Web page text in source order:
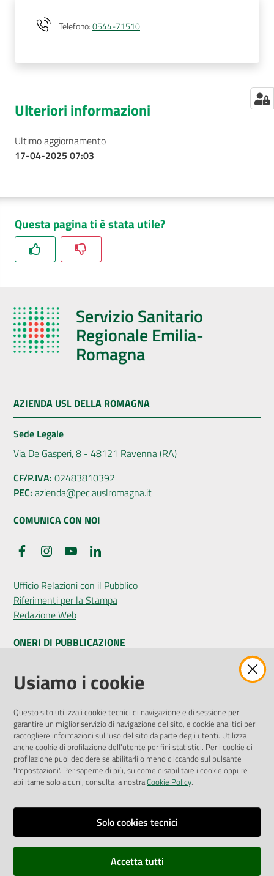
Telefono:0544-71510
Ulteriori informazioni
Ultimo aggiornamento
17-04-2025 07:03
Questa pagina ti è stata utile?
Servizio Sanitario
Regionale Emilia-
Romagna
AZIENDA USL DELLA ROMAGNA
Sede Legale
Via De Gasperi, 8 - 48121 Ravenna (RA)
CF/P.IVA: 02483810392
PEC: azienda@pec.auslromagna.it
COMUNICA CON NOI
FacebookInstagramYouTube
Ufficio Relazioni con il Pubblico
Riferimenti per la Stampa
Redazione Web
ONERI DI PUBBLICAZIONE
Amministrazione Trasparente
Pubblicità legale
Privacy Policy
Attuazione Misure PNRR
Liste di Attesa
ENTI, IMPRESE E PARTNER
Fatturazione Elettronica
Richiesta Patrocinio
Usiamo i cookie
Questo sito utilizza i cookie tecnici di navigazione e di sessione per
garantire un miglior servizio di navigazione del sito, e cookie analitici per
raccogliere informazioni sull'uso del sito da parte degli utenti. Utilizza
anche cookie di profilazione dell'utente per fini statistici. Per i cookie di
profilazione puoi decidere se abilitarli o meno cliccando sul pulsante
'Impostazioni'. Per saperne di più, su come disabilitare i cookie oppure
abilitarne solo alcuni, consulta la nostraCookie Policy.
Solo cookies tecnici
Accetta tutti